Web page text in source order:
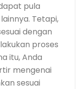
pula
Tetapi,
dengan
proses
itu, Anda
mengenai
sesuai